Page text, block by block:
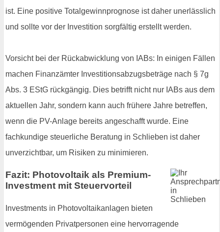
ist. Eine positive Totalgewinnprognose ist daher unerlässlich
und sollte vor der Investition sorgfältig erstellt werden.
Vorsicht bei der Rückabwicklung von IABs: In einigen Fällen
machen Finanzämter Investitionsabzugsbeträge nach § 7g
Abs. 3 EStG rückgängig. Dies betrifft nicht nur IABs aus dem
aktuellen Jahr, sondern kann auch frühere Jahre betreffen,
wenn die PV-Anlage bereits angeschafft wurde. Eine
fachkundige steuerliche Beratung in Schlieben ist daher
unverzichtbar, um Risiken zu minimieren.
Fazit: Photovoltaik als Premium-
Investment mit Steuervorteil
Investments in Photovoltaikanlagen bieten
vermögenden Privatpersonen eine hervorragende